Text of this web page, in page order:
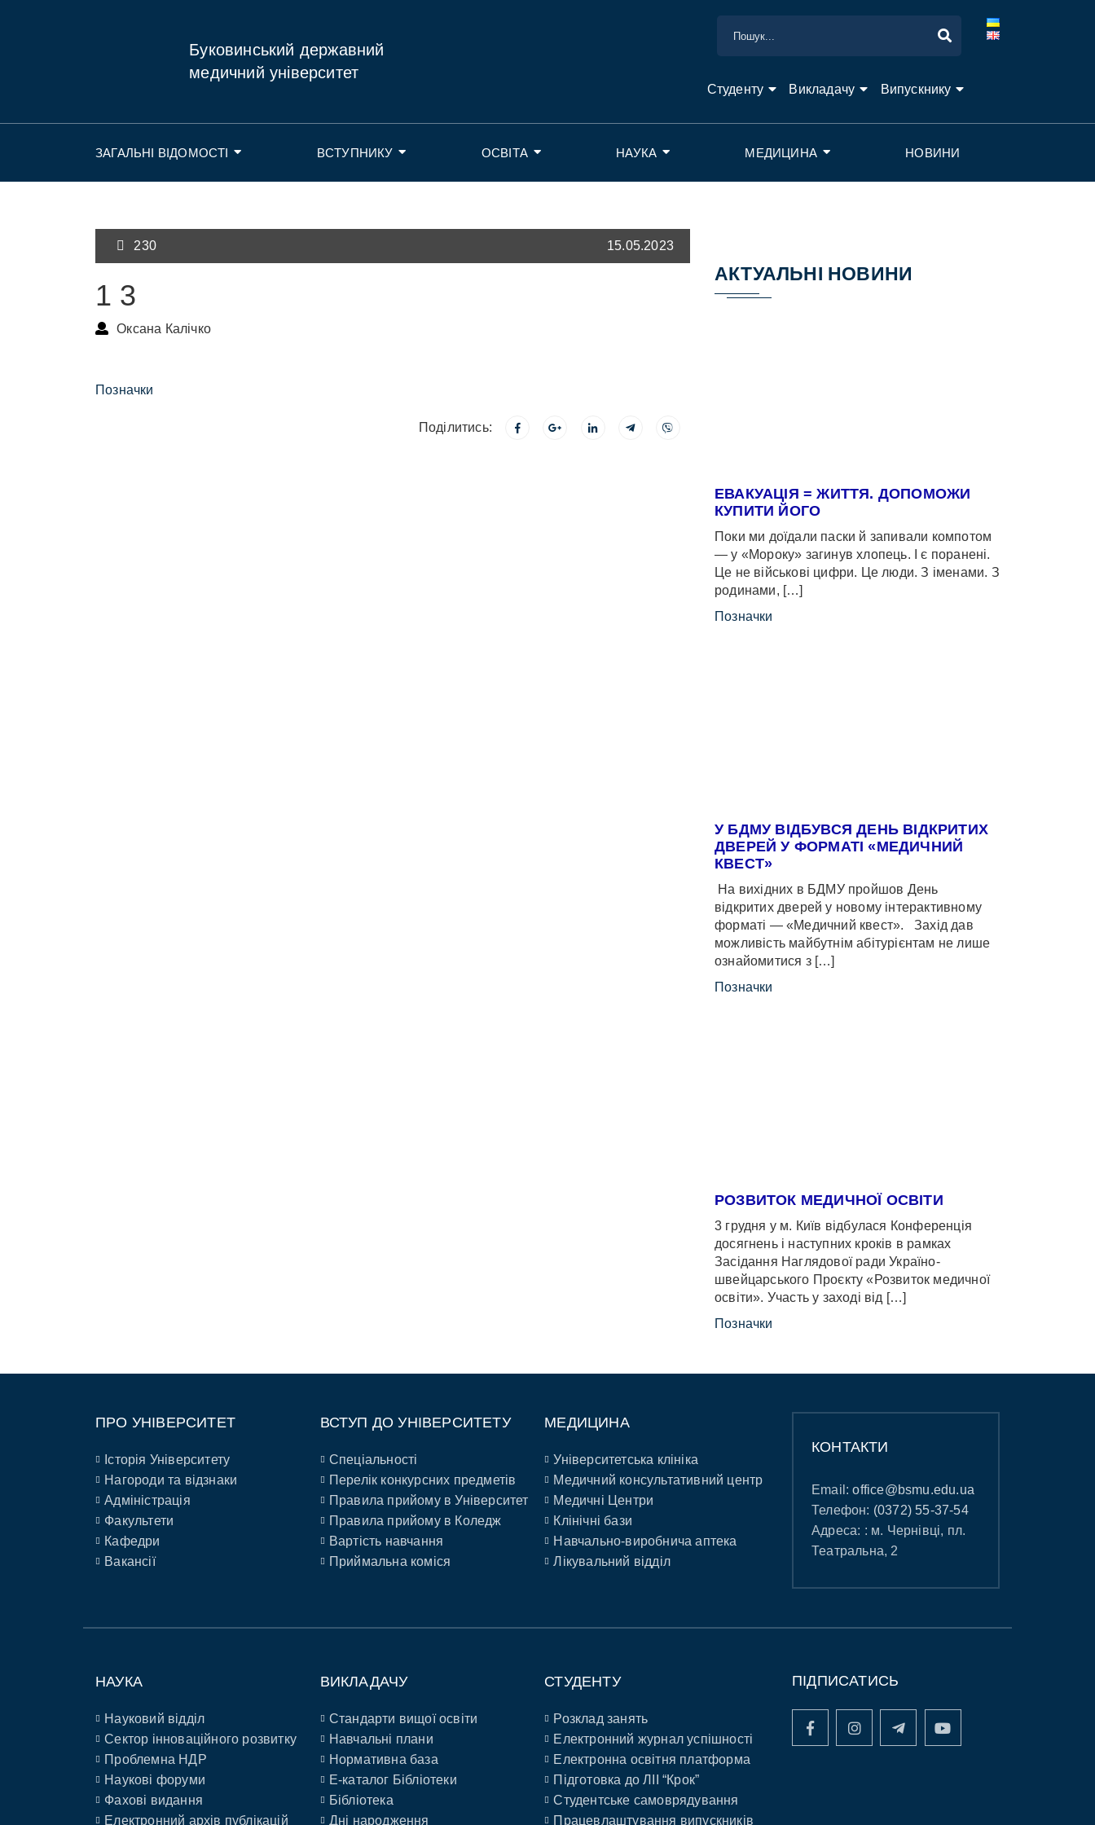
Буковинський державний
медичний університет
Студенту Викладачу Випускнику
ЗАГАЛЬНІ ВІДОМОСТІ ВСТУПНИКУ ОСВІТА НАУКА МЕДИЦИНА НОВИНИ
230 15.05.2023
1 3
Оксана Калічко
Позначки
Поділитись:
АКТУАЛЬНІ НОВИНИ
ЕВАКУАЦІЯ = ЖИТТЯ. ДОПОМОЖИ
КУПИТИ ЙОГО
Поки ми доїдали паски й запивали компотом
— у «Мороку» загинув хлопець. І є поранені.
Це не військові цифри. Це люди. З іменами. З
родинами, […]
Позначки
У БДМУ ВІДБУВСЯ ДЕНЬ ВІДКРИТИХ
ДВЕРЕЙ У ФОРМАТІ «МЕДИЧНИЙ
КВЕСТ»
На вихідних в БДМУ пройшов День
відкритих дверей у новому інтерактивному
форматі — «Медичний квест». Захід дав
можливість майбутнім абітурієнтам не лише
ознайомитися з […]
Позначки
РОЗВИТОК МЕДИЧНОЇ ОСВІТИ
3 грудня у м. Київ відбулася Конференція
досягнень і наступних кроків в рамках
Засідання Наглядової ради Україно-
швейцарського Проєкту «Розвиток медичної
освіти». Участь у заході від […]
Позначки
ПРО УНІВЕРСИТЕТ
Історія Університету
Нагороди та відзнаки
Адміністрація
Факультети
Кафедри
Вакансії
ВСТУП ДО УНІВЕРСИТЕТУ
Спеціальності
Перелік конкурсних предметів
Правила прийому в Університет
Правила прийому в Коледж
Вартість навчання
Приймальна коміся
МЕДИЦИНА
Університетська клініка
Медичний консультативний центр
Медичні Центри
Клінічні бази
Навчально-виробнича аптека
Лікувальний відділ
КОНТАКТИ
Email:office@bsmu.edu.ua
Телефон: (0372) 55-37-54
Адреса: : м. Чернівці, пл.
Театральна, 2
НАУКА
Науковий відділ
Сектор інноваційного розвитку
Проблемна НДР
Наукові форуми
Фахові видання
Електронний архів публікацій
ВИКЛАДАЧУ
Стандарти вищої освіти
Навчальні плани
Нормативна база
E-каталог Бібліотеки
Бібліотека
Дні народження
СТУДЕНТУ
Розклад занять
Електронний журнал успішності
Електронна освітня платформа
Підготовка до ЛІІ “Крок”
Студентське самоврядування
Працевлаштування випускників
ПІДПИСАТИСЬ